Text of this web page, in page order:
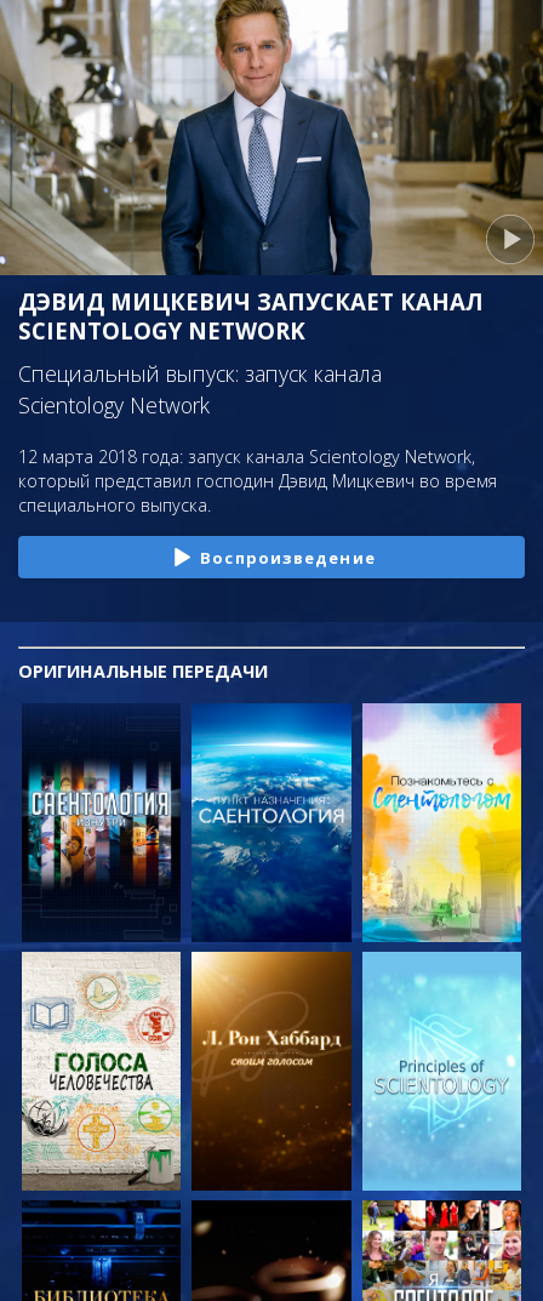
ДЭВИД МИЦКЕВИЧ ЗАПУСКАЕТ КАНАЛ
SCIENTOLOGY NETWORK
Специальный выпуск: запуск канала
Scientology Network
12 марта 2018 года: запуск канала Scientology Network,
который представил господин Дэвид Мицкевич во время
специального выпуска.
Воспроизведение
ОРИГИНАЛЬНЫЕ ПЕРЕДАЧИ
СМОТРЕТЬ
ПЕРЕДАЧИ
СМОТРЕТЬ
ПЕРЕДАЧИ
СМОТРЕТЬ
ПЕРЕДАЧИ
СМОТРЕТЬ
СМОТРЕТЬ
СМОТРЕТЬ